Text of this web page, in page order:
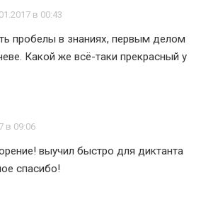
в 00:43
пробелы в знаниях, первым делом
Какой же всё-таки прекрасный у
в 09:06
выучил быстро для диктанта
спасибо!